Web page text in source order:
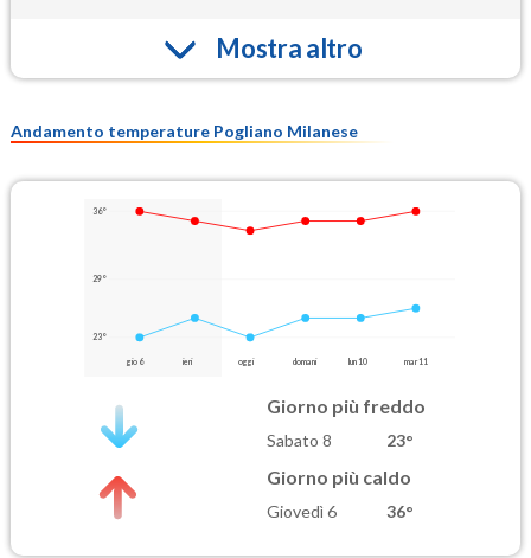
Mostra altro
Andamento temperature Pogliano Milanese
36°
29°
23°
gio 6 ieri oggi domani lun 10 mar 11
Giorno più freddo
Sabato 8 23°
Giorno più caldo
Giovedì 6 36°